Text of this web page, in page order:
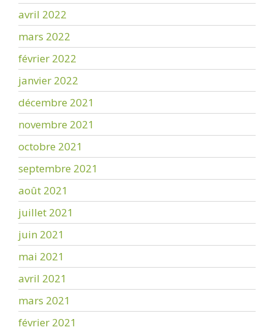
avril 2022
mars 2022
février 2022
janvier 2022
décembre 2021
novembre 2021
octobre 2021
septembre 2021
août 2021
juillet 2021
juin 2021
mai 2021
avril 2021
mars 2021
février 2021